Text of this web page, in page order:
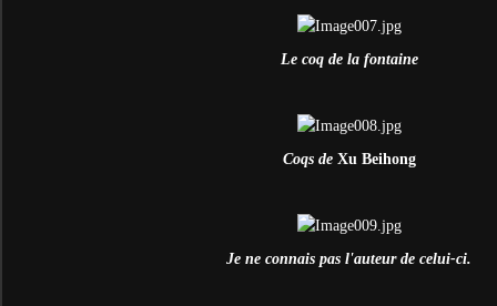
Le coq de la fontaine
Coqs de Xu Beihong
Je ne connais pas l'auteur de celui-ci.